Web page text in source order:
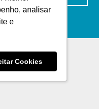
analisar
e
Cookies